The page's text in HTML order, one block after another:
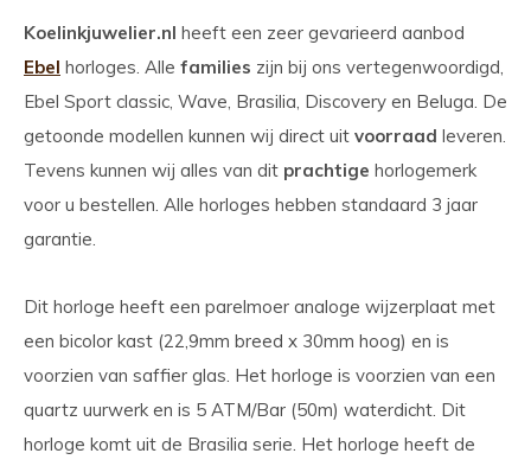
Koelinkjuwelier.nl heeft een zeer gevarieerd aanbod
Ebel horloges. Alle families zijn bij ons vertegenwoordigd,
Ebel Sport classic, Wave, Brasilia, Discovery en Beluga. De
getoonde modellen kunnen wij direct uit voorraad leveren.
Tevens kunnen wij alles van dit prachtige horlogemerk
voor u bestellen. Alle horloges hebben standaard 3 jaar
garantie.
Dit horloge heeft een parelmoer analoge wijzerplaat met
een bicolor kast (22,9mm breed x 30mm hoog) en is
voorzien van saffier glas. Het horloge is voorzien van een
quartz uurwerk en is 5 ATM/Bar (50m) waterdicht. Dit
horloge komt uit de Brasilia serie. Het horloge heeft de